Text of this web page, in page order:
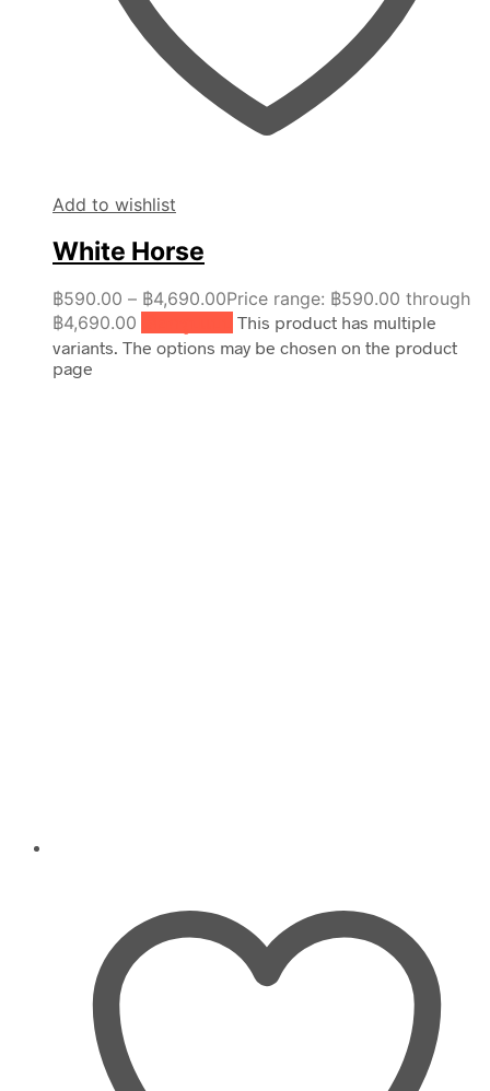
Add to wishlist
White Horse
฿590.00 – ฿4,690.00Price range: ฿590.00 through
฿4,690.00
This product has multiple
variants. The options may be chosen on the product
page